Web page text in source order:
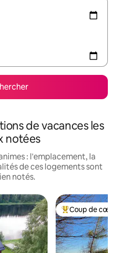
de vacances les
notées
: l'emplacement, la
de ces logements sont
notés.
Coup de cœur
Coup de cœur